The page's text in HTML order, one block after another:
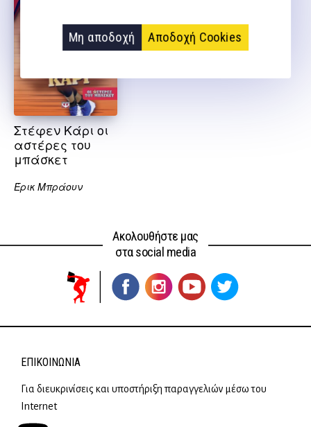
Μη αποδοχή Αποδοχή Cookies
Στέφεν Κάρι οι
αστέρες του
μπάσκετ
Έρικ Μπράουν
Ακολουθήστε μας
στα social media
ΕΠΙΚΟΙΝΩΝΊΑ
Για διευκρινίσεις και υποστήριξη παραγγελιών μέσω του
Internet